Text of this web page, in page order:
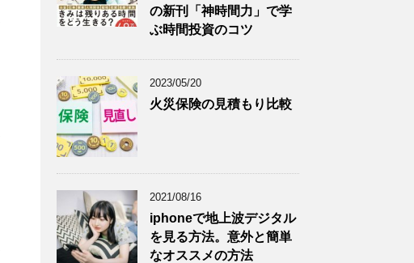
の新刊「神時間力」で学
ぶ時間投資のコツ
2023/05/20
火災保険の見積もり比較
2021/08/16
iphoneで地上波デジタル
を見る方法。意外と簡単
なオススメの方法